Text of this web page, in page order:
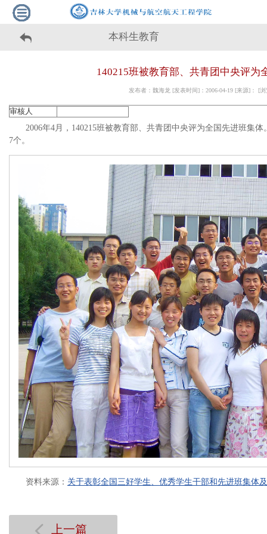
本科生教育
140215班被教育部、共青团中央评为
发布者：魏海龙 [发表时间]：2006-04-19 [来源]： [
审核人
2006年4月，140215班被教育部、共青团中央评为全国先进班集
7个。
资料来源： 关于表彰全国三好学生、优秀学生干部和先进班集体
上一篇